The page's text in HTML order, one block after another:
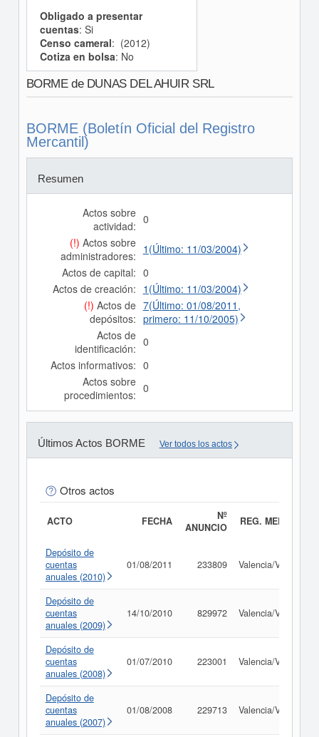
Obligado a presentar
cuentas: Si
Censo cameral: (2012)
Cotiza en bolsa: No
BORME de DUNAS DEL AHUIR SRL
BORME (Boletín Oficial del Registro
Mercantil)
Resumen
Actos sobre
actividad: 0
(!) Actos sobre
administradores: 1(Último: 11/03/2004)
Actos de capital: 0
Actos de creación: 1(Último: 11/03/2004)
(!) Actos de
depósitos:
7(Último: 01/08/2011,
primero: 11/10/2005)
Actos de
identificación: 0
Actos informativos: 0
Actos sobre
procedimientos: 0
Últimos Actos BORME Ver todos los actos
Otros actos
ACTO FECHA
Nº
ANUNCIO
REG. MERC.
Depósito de
cuentas
anuales (2010)
01/08/2011 233809 Valencia/València
Depósito de
cuentas
anuales (2009)
14/10/2010 829972 Valencia/València
Depósito de
cuentas
anuales (2008)
01/07/2010 223001 Valencia/València
Depósito de
cuentas
anuales (2007)
01/08/2008 229713 Valencia/València